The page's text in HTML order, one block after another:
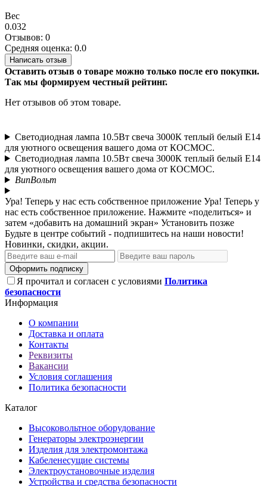
Вес
0.032
Отзывов: 0
Средняя оценка: 0.0
Написать отзыв
Оставить отзыв о товаре можно только после его покупки.
Так мы формируем честный рейтинг.
Нет отзывов об этом товаре.
Светодиодная лампа 10.5Вт свеча 3000К теплый белый E14
для уютного освещения вашего дома от КОСМОС.
Светодиодная лампа 10.5Вт свеча 3000К теплый белый E14
для уютного освещения вашего дома от КОСМОС.
ВипВольт
Ура! Теперь у нас есть собственное приложение Ура! Теперь у
нас есть собственное приложение. Нажмите «поделиться» и
затем «добавить на домашний экран» Установить позже
Будьте в центре событий - подпишитесь на наши новости!
Новинки, скидки, акции.
Оформить подписку
Я прочитал и согласен с условиями Политика
безопасности
Информация
О компании
Доставка и оплата
Контакты
Реквизиты
Вакансии
Условия соглашения
Политика безопасности
Каталог
Высоковольтное оборудование
Генераторы электроэнергии
Изделия для электромонтажа
Кабеленесущие системы
Электроустановочные изделия
Устройства и средства безопасности